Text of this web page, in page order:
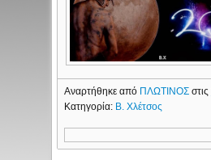
Αναρτήθηκε από ΠΛΩΤΙΝΟΣστις
Κατηγορία: Β. Χλέτσος